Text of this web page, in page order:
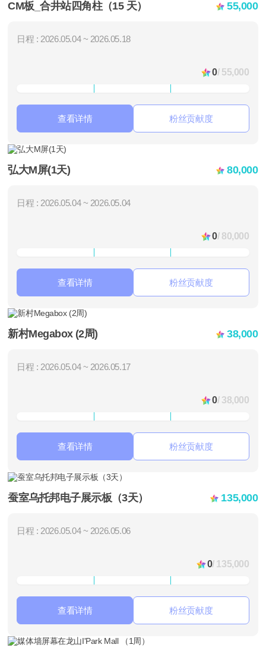
CM板_合井站四角柱（15 天） 55,000
日程 : 2026.05.04 ~ 2026.05.18
0/ 55,000
查看详情 粉丝贡献度
弘大M屏(1天) 80,000
日程 : 2026.05.04 ~ 2026.05.04
0/ 80,000
查看详情 粉丝贡献度
新村Megabox (2周) 38,000
日程 : 2026.05.04 ~ 2026.05.17
0/ 38,000
查看详情 粉丝贡献度
蚕室乌托邦电子展示板（3天） 135,000
日程 : 2026.05.04 ~ 2026.05.06
0/ 135,000
查看详情 粉丝贡献度